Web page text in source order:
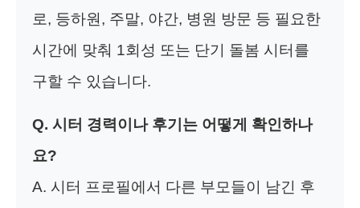
로, 등하원, 주말, 야간, 병원 방문 등 필요한
시간에 맞춰 1회성 또는 단기 돌봄 시터를
구할 수 있습니다.
Q. 시터 경력이나 후기는 어떻게 확인하나
요?
A. 시터 프로필에서 다른 부모들이 남긴 후